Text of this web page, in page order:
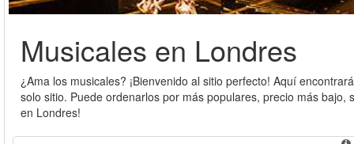
Musicales en Londres
¿Ama los musicales? ¡Bienvenido al sitio perfecto! Aquí
solo sitio. Puede ordenarlos por más populares, precio más
en Londres!